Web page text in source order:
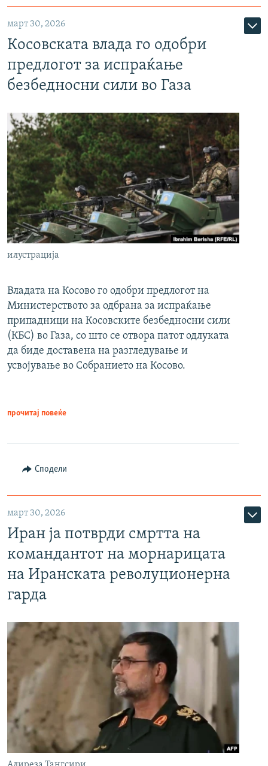
март 30, 2026
Косовската влада го одобри
предлогот за испраќање
безбедносни сили во Газа
илустрација
Владата на Косово го одобри предлогот на
Министерството за одбрана за испраќање
припадници на Косовските безбедносни сили
(КБС) во Газа, со што се отвора патот одлуката
да биде доставена на разгледување и
усвојување во Собранието на Косово.
прочитај повеќе
Сподели
март 30, 2026
Иран ја потврди смртта на
командантот на морнарицата
на Иранската револуционерна
гарда